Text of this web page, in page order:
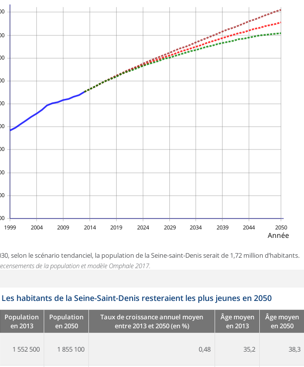
Année
1999 2004 2009 2014 2019 2024 2029 2034 2039 2044 2050
selon le scénario tendanciel, la population de la Seine-saint-Denis serait de 1,72 million d’habitants.
de la population et modèle Omphale 2017.
Les habitants de la Seine-Saint-Denis resteraient les plus jeunes en 2050
Population
en 2013
Population
en 2050
Taux de croissance annuel moyen
entre 2013 et 2050 (en %)
Âge moyen
en 2013
Âge moyen
en 2050
1 552 500 1 855 100 0,48 35,2 38,3